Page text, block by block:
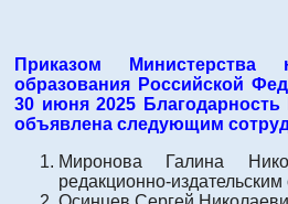
Приказом
образования Российской
30 июня 2025
объявлена следующим
Миронова Галина
редакционно-издательским